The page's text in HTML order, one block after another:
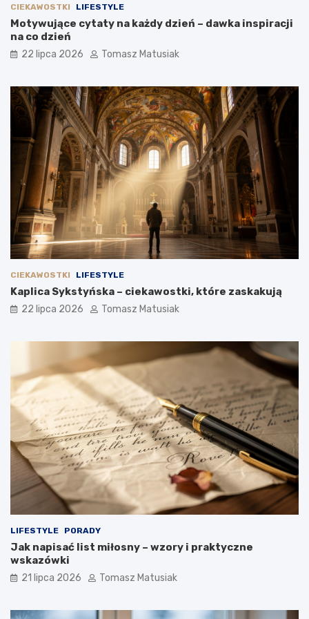
CIEKAWOSTKI LIFESTYLE
Motywujące cytaty na każdy dzień – dawka inspiracji
na co dzień
22 lipca 2026 Tomasz Matusiak
CIEKAWOSTKI LIFESTYLE
Kaplica Sykstyńska – ciekawostki, które zaskakują
22 lipca 2026 Tomasz Matusiak
LIFESTYLE PORADY
Jak napisać list miłosny – wzory i praktyczne
wskazówki
21 lipca 2026 Tomasz Matusiak